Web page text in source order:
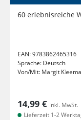
60 erlebnisreiche
EAN:9783862465316
Sprache: Deutsch
Von/Mit: Margit
14,99 € inkl. MwSt.
Lieferzeit 1-2